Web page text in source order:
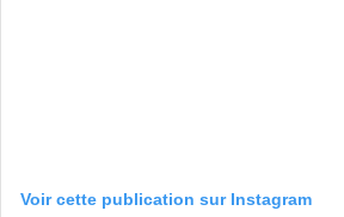
Voir cette publication sur Instagram